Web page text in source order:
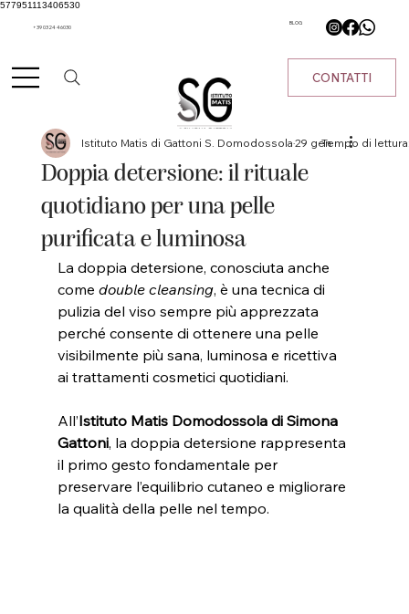
577951113406530
+39 0324 46030
BLOG
CONTATTI
Doppia detersione: il rituale
quotidiano per una pelle
purificata e luminosa
Istituto Matis di Gattoni S. Domodossola29 genTempo di
La doppia detersione, conosciuta anche
come double cleansing, è una tecnica di
pulizia del viso sempre più apprezzata
perché consente di ottenere una pelle
visibilmente più sana, luminosa e ricettiva
ai trattamenti cosmetici quotidiani.
All’Istituto Matis Domodossola di Simona
Gattoni, la doppia detersione rappresenta
il primo gesto fondamentale per
preservare l’equilibrio cutaneo e migliorare
la qualità della pelle nel tempo.